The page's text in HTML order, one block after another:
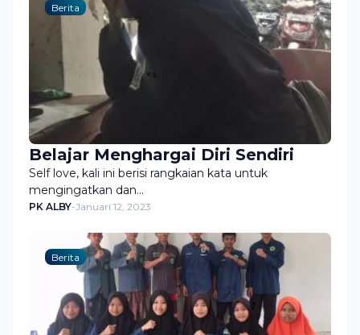
Berita
Belajar Menghargai Diri Sendiri
Self love, kali ini berisi rangkaian kata untuk
mengingatkan dan…
PK ALBY-Januari 12, 2023
Berita